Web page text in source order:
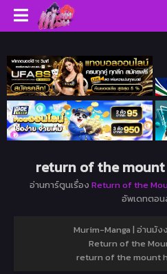
return of the
อ่านการ์ตูนเรื่อง Return of the
อัพเดทตอ
Murim-Manga | อ่านมัง
Return of the
return of the mount